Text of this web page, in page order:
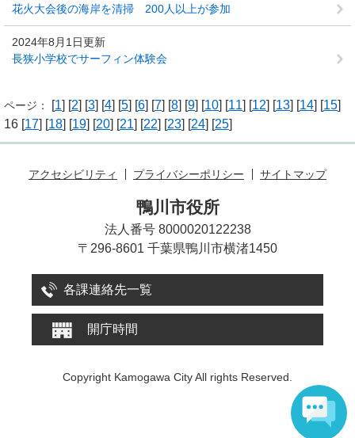
花火大会後の海岸を清掃 200人以上が参加
2024年8月1日更新
長狭小学校でサーフィン体験会
ページ： [1] [2] [3] [4] [5] [6] [7] [8] [9] [10] [11] [12] [13] [14] [15]
16 [17] [18] [19] [20] [21] [22] [23] [24] [25]
アクセシビリティ プライバシーポリシー サイトマップ
鴨川市役所
法人番号 8000020122238
〒296-8601 千葉県鴨川市横渚1450
各課連絡先一覧
開庁時間
Copyright Kamogawa City All rights Reserved.